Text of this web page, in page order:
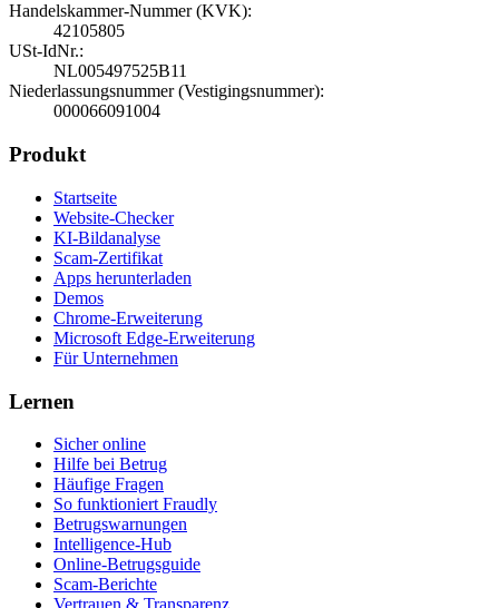
Handelskammer-Nummer (KVK):
42105805
USt-IdNr.:
NL005497525B11
Niederlassungsnummer (Vestigingsnummer):
000066091004
Produkt
Startseite
Website-Checker
KI-Bildanalyse
Scam-Zertifikat
Apps herunterladen
Demos
Chrome-Erweiterung
Microsoft Edge-Erweiterung
Für Unternehmen
Lernen
Sicher online
Hilfe bei Betrug
Häufige Fragen
So funktioniert Fraudly
Betrugswarnungen
Intelligence-Hub
Online-Betrugsguide
Scam-Berichte